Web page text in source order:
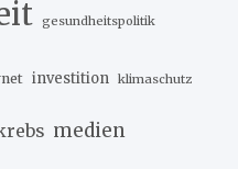
gesundheitspolitik
investition klimaschutz
medien